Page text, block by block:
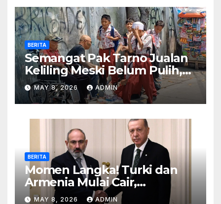
BERITA
Semangat Pak Tarno Jualan
Keliling Meski Belum Pulih,
Tetap Menghibur dan Cari
Nafkah
MAY 8, 2026 ADMIN
BERITA
Momen Langka! Turki dan
Armenia Mulai Cair,
Perbatasan Siap Dibuka
MAY 8, 2026 ADMIN